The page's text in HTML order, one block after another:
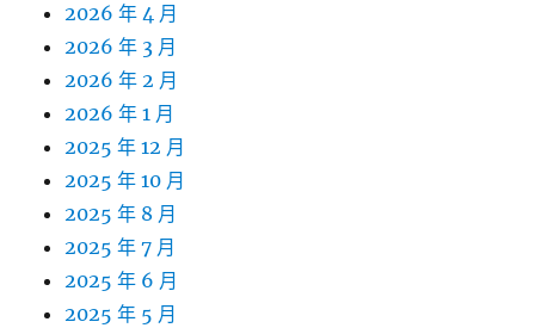
2026 年 4 月
2026 年 3 月
2026 年 2 月
2026 年 1 月
2025 年 12 月
2025 年 10 月
2025 年 8 月
2025 年 7 月
2025 年 6 月
2025 年 5 月